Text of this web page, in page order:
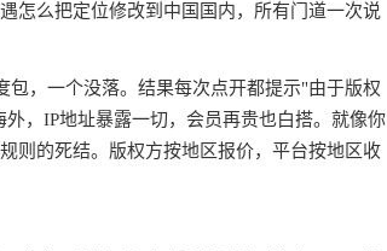
怎么把定位修改到中国国内，所有门道一次说
包，一个没落。结果每次点开都提示"由于版权
，IP地址暴露一切，会员再贵也白搭。就像你
则的死结。版权方按地区报价，平台按地区收